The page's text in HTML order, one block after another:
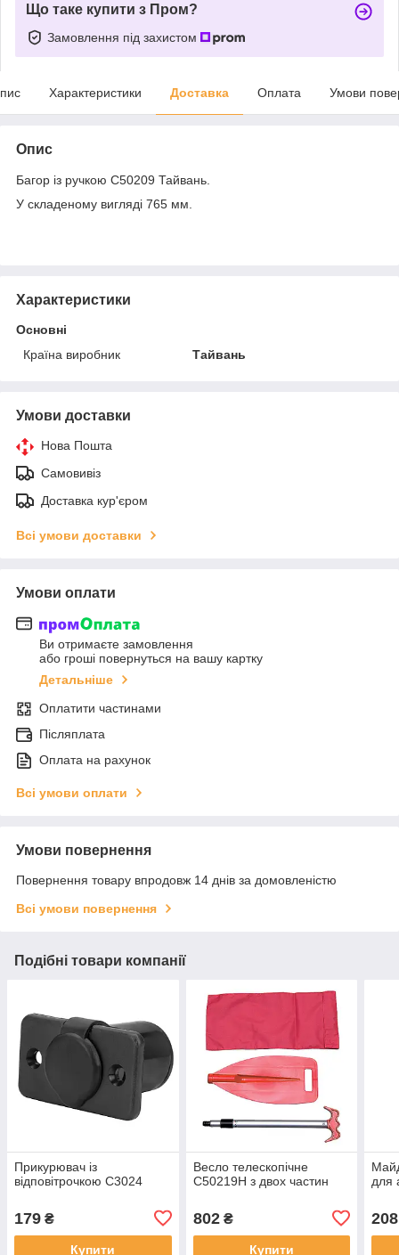
Що таке купити з Пром?
Замовлення під захистом
Характеристики Доставка Оплата Умови
Опис
Багор із ручкою C50209 Тайвань.
У складеному вигляді 765 мм.
Характеристики
Основні
Країна виробник
Тайвань
Умови доставки
Нова Пошта
Самовивіз
Доставка кур'єром
Всі умови доставки
Умови оплати
Ви отримаєте замовлення
або гроші повернуться на вашу картку
Детальніше
Оплатити частинами
Післяплата
Оплата на рахунок
Всі умови оплати
Умови повернення
Повернення товару впродовж 14 днів за домовленістю
Всі умови повернення
Подібні товари компанії
Прикурювач із
відповітрочкою C3024
179 ₴
Купити
Весло телескопічне
C50219H з двох частин
802₴
Купити
для
208